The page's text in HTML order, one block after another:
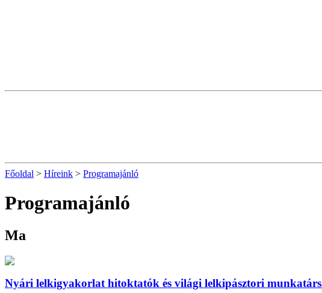
Főoldal > Híreink > Programajánló
Programajánló
Ma
Nyári lelkigyakorlat hitoktatók és világi lelkipásztori